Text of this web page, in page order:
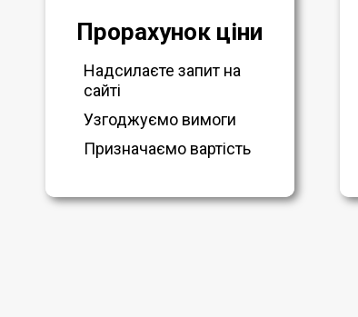
Прорахунок ціни
Надсилаєте запит на
сайті
Узгоджуємо вимоги
Призначаємо вартість